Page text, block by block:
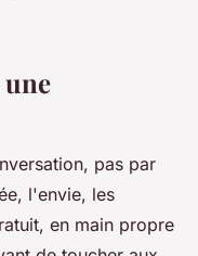
pas par
l'envie, les
en main propre